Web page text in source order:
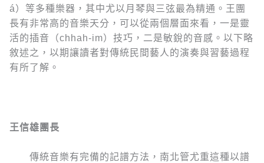
á）等多種樂器，其中尤以月琴與三弦最為精通。王團
長有非常高的音樂天分，可以從兩個層面來看，一是靈
活的插音（chhah-im）技巧，二是敏銳的音感。以下略
敘述之，以期讓讀者對傳統民間藝人的演奏與習藝過程
有所了解。
王信雄團長
傳統音樂有完備的記譜方法，南北管尤重這種以譜